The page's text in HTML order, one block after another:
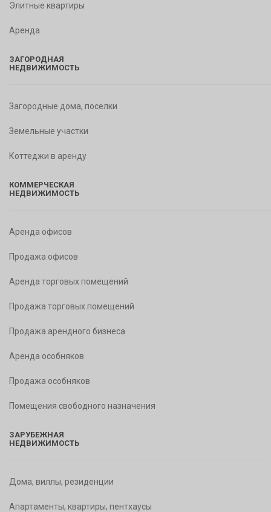
Элитные квартиры
Аренда
ЗАГОРОДНАЯ
НЕДВИЖИМОСТЬ
Загородные дома, поселки
Земельные участки
Коттеджи в аренду
КОММЕРЧЕСКАЯ
НЕДВИЖИМОСТЬ
Аренда офисов
Продажа офисов
Аренда торговых помещений
Продажа торговых помещений
Продажа арендного бизнеса
Аренда особняков
Продажа особняков
Помещения свободного назначения
ЗАРУБЕЖНАЯ
НЕДВИЖИМОСТЬ
Дома, виллы, резиденции
Апартаменты, квартиры, пентхаусы